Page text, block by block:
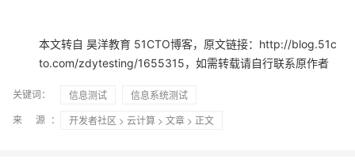
本文转自 昊洋教育 51CTO博客，原文链接：http://blog.51c
to.com/zdytesting/1655315，如需转载请自行联系原作者
关键词： 信息测试
信息系统测试
来 源：
开发者社区 > 云计算 > 文章 > 正文